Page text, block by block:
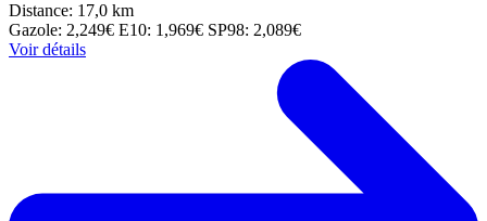
Distance: 17,0 km
Gazole: 2,249€ E10: 1,969€ SP98: 2,089€
Voir détails